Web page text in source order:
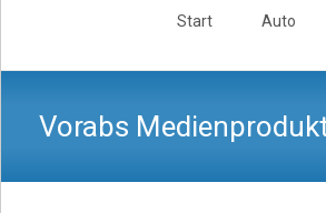
Start Auto
Vorabs